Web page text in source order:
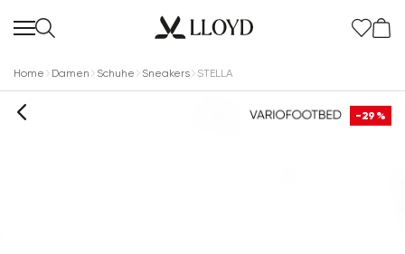
Home Damen Schuhe Sneakers STELLA
-29%